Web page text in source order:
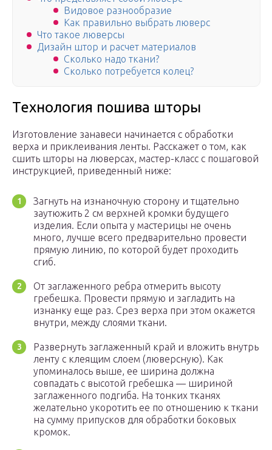
Видовое разнообразие
Как правильно выбрать люверс
Что такое люверсы
Дизайн штор и расчет материалов
Сколько надо ткани?
Сколько потребуется колец?
Технология пошива шторы
Изготовление занавеси начинается с обработки
верха и приклеивания ленты. Расскажет о том, как
сшить шторы на люверсах, мастер-класс с пошаговой
инструкцией, приведенный ниже:
Загнуть на изнаночную сторону и тщательно
заутюжить 2 см верхней кромки будущего
изделия. Если опыта у мастерицы не очень
много, лучше всего предварительно провести
прямую линию, по которой будет проходить
сгиб.
От заглаженного ребра отмерить высоту
гребешка. Провести прямую и загладить на
изнанку еще раз. Срез верха при этом окажется
внутри, между слоями ткани.
Развернуть заглаженный край и вложить внутрь
ленту с клеящим слоем (люверсную). Как
упоминалось выше, ее ширина должна
совпадать с высотой гребешка — шириной
заглаженного подгиба. На тонких тканях
желательно укоротить ее по отношению к ткани
на сумму припусков для обработки боковых
кромок.